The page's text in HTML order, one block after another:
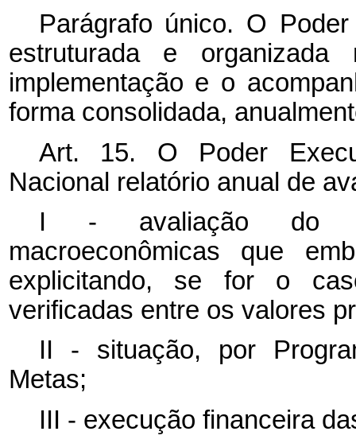
Parágrafo único. O
estruturada e
implementação e o
forma consolidada,
Art. 15. O Poder
Nacional relatório anual de
I - avaliação do
macroeconômicas que
explicitando, se for o
verificadas entre os valores
II - situação, por
Metas;
III - execução financeira